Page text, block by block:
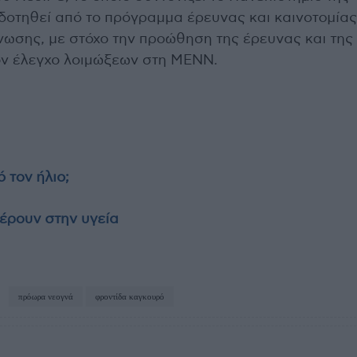
από το πρόγραμμα έρευνας και καινοτομίας
με στόχο την προώθηση της έρευνας και της
έλεγχο λοιμώξεων στη ΜΕΝΝ.
ήλιο;
στην υγεία
πρόωρα νεογνά φροντίδα καγκουρό